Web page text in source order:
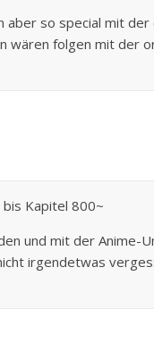
aber so special mit
wären folgen mit der
bis Kapitel 800~
und mit der Anime-
irgendetwas